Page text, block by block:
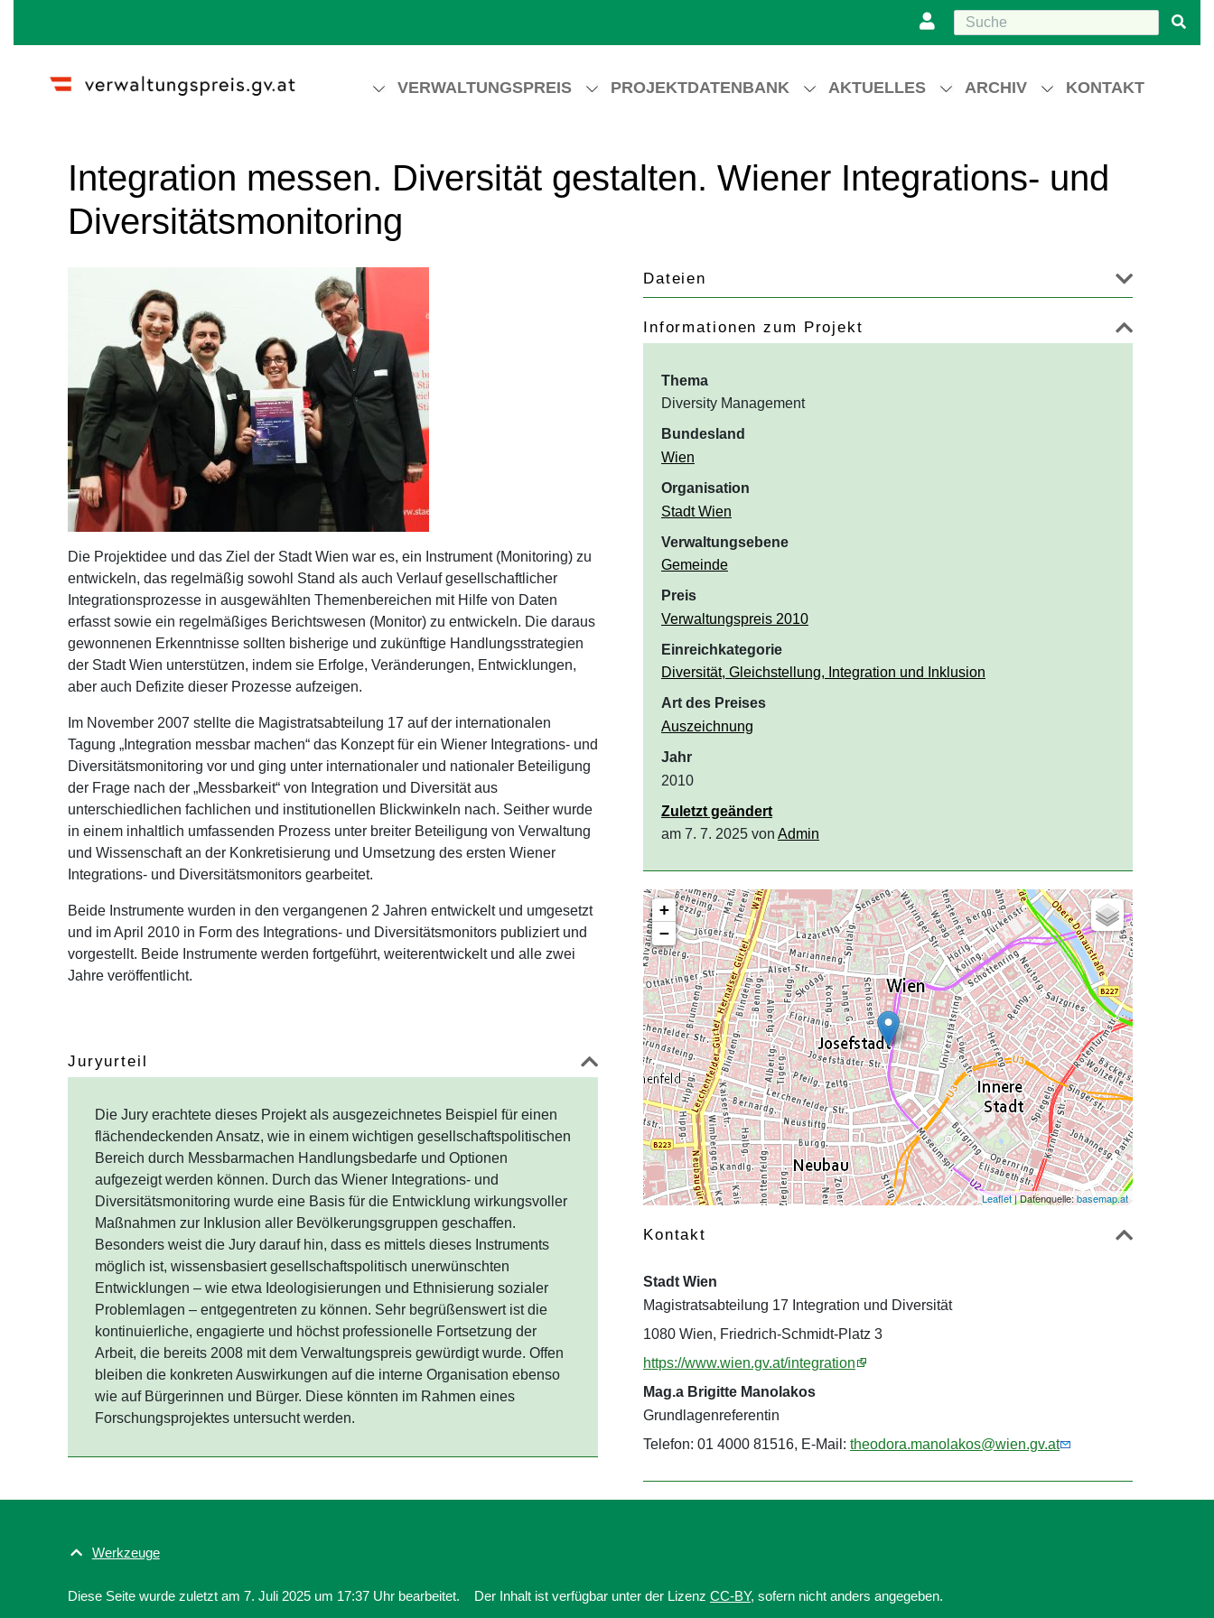
VERWALTUNGSPREIS PROJEKTDATENBANK AKTUELLES ARCHIV KONTAKT
Integration messen. Diversität gestalten. Wiener Integrations- und
Diversitätsmonitoring
Dateien
Informationen zum Projekt
Thema
Diversity Management
Bundesland
Wien
Organisation
Stadt Wien
Verwaltungsebene
Gemeinde
Preis
Verwaltungspreis 2010
Einreichkategorie
Diversität, Gleichstellung, Integration und Inklusion
Art des Preises
Auszeichnung
Jahr
2010
Zuletzt geändert
am 7. 7. 2025 von Admin
+
−
Leaflet| Datenquelle:basemap.at
Kontakt
Stadt Wien
Magistratsabteilung 17 Integration und Diversität
1080 Wien, Friedrich-Schmidt-Platz 3
https://www.wien.gv.at/integration
Mag.a Brigitte Manolakos
Grundlagenreferentin
Telefon: 01 4000 81516, E-Mail: theodora.manolakos@wien.gv.at
Die Projektidee und das Ziel der Stadt Wien war es, ein Instrument (Monitoring) zu
entwickeln, das regelmäßig sowohl Stand als auch Verlauf gesellschaftlicher
Integrationsprozesse in ausgewählten Themenbereichen mit Hilfe von Daten
erfasst sowie ein regelmäßiges Berichtswesen (Monitor) zu entwickeln. Die daraus
gewonnenen Erkenntnisse sollten bisherige und zukünftige Handlungsstrategien
der Stadt Wien unterstützen, indem sie Erfolge, Veränderungen, Entwicklungen,
aber auch Defizite dieser Prozesse aufzeigen.
Im November 2007 stellte die Magistratsabteilung 17 auf der internationalen
Tagung „Integration messbar machen“ das Konzept für ein Wiener Integrations- und
Diversitätsmonitoring vor und ging unter internationaler und nationaler Beteiligung
der Frage nach der „Messbarkeit“ von Integration und Diversität aus
unterschiedlichen fachlichen und institutionellen Blickwinkeln nach. Seither wurde
in einem inhaltlich umfassenden Prozess unter breiter Beteiligung von Verwaltung
und Wissenschaft an der Konkretisierung und Umsetzung des ersten Wiener
Integrations- und Diversitätsmonitors gearbeitet.
Beide Instrumente wurden in den vergangenen 2 Jahren entwickelt und umgesetzt
und im April 2010 in Form des Integrations- und Diversitätsmonitors publiziert und
vorgestellt. Beide Instrumente werden fortgeführt, weiterentwickelt und alle zwei
Jahre veröffentlicht.
Juryurteil
Die Jury erachtete dieses Projekt als ausgezeichnetes Beispiel für einen
flächendeckenden Ansatz, wie in einem wichtigen gesellschaftspolitischen
Bereich durch Messbarmachen Handlungsbedarfe und Optionen
aufgezeigt werden können. Durch das Wiener Integrations- und
Diversitätsmonitoring wurde eine Basis für die Entwicklung wirkungsvoller
Maßnahmen zur Inklusion aller Bevölkerungsgruppen geschaffen.
Besonders weist die Jury darauf hin, dass es mittels dieses Instruments
möglich ist, wissensbasiert gesellschaftspolitisch unerwünschten
Entwicklungen – wie etwa Ideologisierungen und Ethnisierung sozialer
Problemlagen – entgegentreten zu können. Sehr begrüßenswert ist die
kontinuierliche, engagierte und höchst professionelle Fortsetzung der
Arbeit, die bereits 2008 mit dem Verwaltungspreis gewürdigt wurde. Offen
bleiben die konkreten Auswirkungen auf die interne Organisation ebenso
wie auf Bürgerinnen und Bürger. Diese könnten im Rahmen eines
Forschungsprojektes untersucht werden.
Werkzeuge
Diese Seite wurde zuletzt am 7. Juli 2025 um 17:37 Uhr bearbeitet. Der Inhalt ist verfügbar unter der Lizenz CC-BY, sofern nicht anders angegeben.